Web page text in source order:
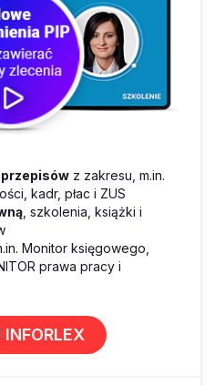
z zakresu, m.in.
kadr, płac i ZUS
, szkolenia, książki i
Monitor księgowego,
prawa pracy i